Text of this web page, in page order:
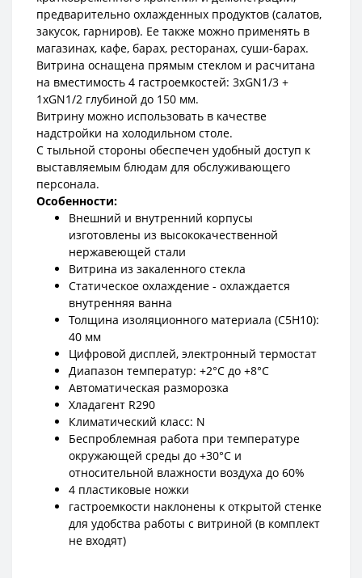
предварительно охлажденных продуктов (салатов,
закусок, гарниров). Ее также можно применять в
магазинах, кафе, барах, ресторанах, суши-барах.
Витрина оснащена прямым стеклом и расчитана
на вместимость 4 гастроемкостей: 3хGN1/3 +
1хGN1/2 глубиной до 150 мм.
Витрину можно использовать в качестве
надстройки на холодильном столе.
С тыльной стороны обеспечен удобный доступ к
выставляемым блюдам для обслуживающего
персонала.
Особенности:
Внешний и внутренний корпусы
изготовлены из высококачественной
нержавеющей стали
Витрина из закаленного стекла
Статическое охлаждение - охлаждается
внутренняя ванна
Толщина изоляционного материала (C5H10):
40 мм
Цифровой дисплей, электронный термостат
Диапазон температур: +2°C до +8°C
Автоматическая разморозка
Хладагент R290
Климатический класс: N
Беспроблемная работа при температуре
окружающей среды до +30°C и
относительной влажности воздуха до 60%
4 пластиковые ножки
гастроемкости наклонены к открытой стенке
для удобства работы с витриной (в комплект
не входят)